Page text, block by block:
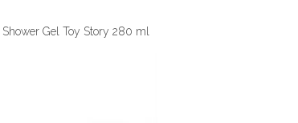
Gel Toy Story 280 ml